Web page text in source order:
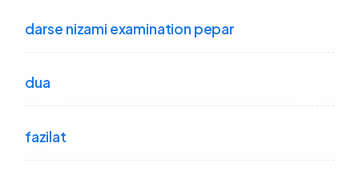
darse nizami examination pepar
dua
fazilat